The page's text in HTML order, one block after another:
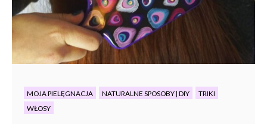
MOJA PIELĘGNACJA NATURALNE SPOSOBY | DIY
TRIKI
WŁOSY